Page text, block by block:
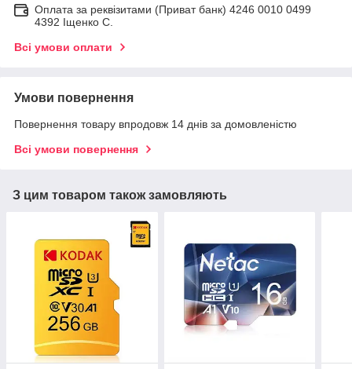
Оплата за реквізитами (Приват банк) 4246 0010 0499
4392 Іщенко С.
Всі умови оплати
Умови повернення
Повернення товару впродовж 14 днів за домовленістю
Всі умови повернення
З цим товаром також замовляють